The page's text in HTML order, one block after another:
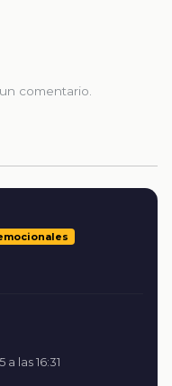
comentario.
las 16:31